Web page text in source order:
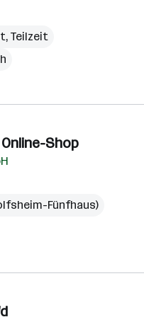
Teilzeit
Shop
Fünfhaus)